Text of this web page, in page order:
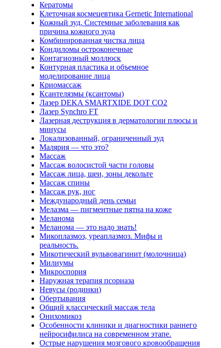
Кератомы
Клеточная космецевтика Gernetic International
Кожный зуд. Системные заболевания как
причина кожного зуда
Комбинированная чистка лица
Кондиломы остроконечные
Контагиозный моллюск
Контурная пластика и объемное
моделирование лица
Криомассаж
Ксантелязмы (ксантомы)
Лазер DEKA SMARTXIDE DOT CO2
Лазер Synchro FT
Лазерная деструкция в дерматологии плюсы и
минусы
Локализованный, ограниченный зуд
Малярия — что это?
Массаж
Массаж волосистой части головы
Массаж лица, шеи, зоны декольте
Массаж спины
Массаж рук, ног
Международный день семьи
Мелазма — пигментные пятна на коже
Меланома
Меланома — это надо знать!
Микоплазмоз, уреаплазмоз. Мифы и
реальность.
Микотический вульвовагинит (молочница)
Милиумы
Микроспория
Наружная терапия псориаза
Невусы (родинки)
Обертывания
Общий классический массаж тела
Онихомикоз
Особенности клиники и диагностики раннего
нейросифилиса на современном этапе.
Острые нарушения мозгового кровообращения